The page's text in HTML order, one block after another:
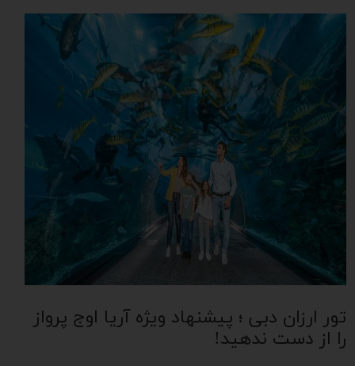
تور ارزان دبی ؛ پیشنهاد ویژه آریا اوج پرواز
را از دست ندهید!